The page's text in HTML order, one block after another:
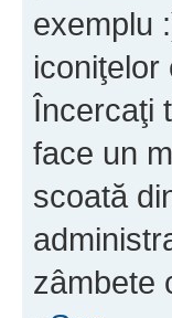
exemplu
iconiţelor
Încercaţi
face un
scoată
zâmbete